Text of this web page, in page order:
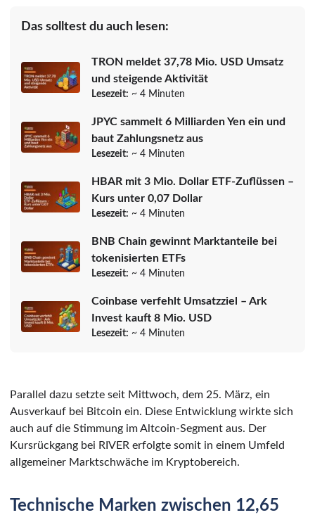
Das solltest du auch lesen:
TRON meldet 37,78 Mio. USD Umsatz
und steigende Aktivität
Lesezeit: ~ 4 Minuten
JPYC sammelt 6 Milliarden Yen ein und
baut Zahlungsnetz aus
Lesezeit: ~ 4 Minuten
HBAR mit 3 Mio. Dollar ETF-Zuflüssen –
Kurs unter 0,07 Dollar
Lesezeit: ~ 4 Minuten
BNB Chain gewinnt Marktanteile bei
tokenisierten ETFs
Lesezeit: ~ 4 Minuten
Coinbase verfehlt Umsatzziel – Ark
Invest kauft 8 Mio. USD
Lesezeit: ~ 4 Minuten
Parallel dazu setzte seit Mittwoch, dem 25. März, ein
Ausverkauf bei Bitcoin ein. Diese Entwicklung wirkte sich
auch auf die Stimmung im Altcoin-Segment aus. Der
Kursrückgang bei RIVER erfolgte somit in einem Umfeld
allgemeiner Marktschwäche im Kryptobereich.
Technische Marken zwischen 12,65